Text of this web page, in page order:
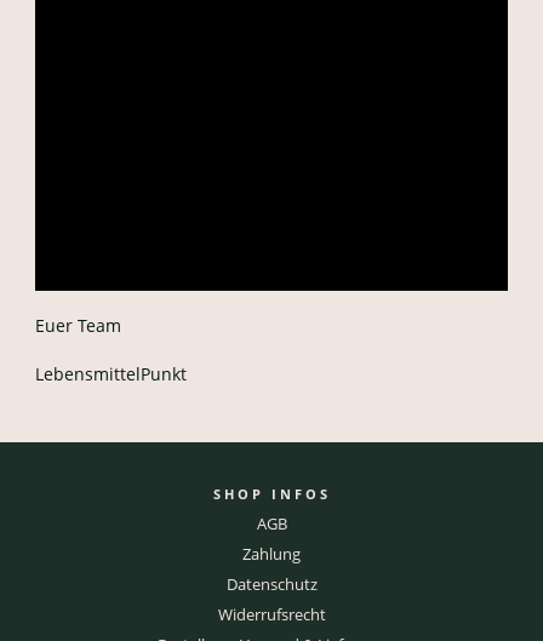
Euer Team
LebensmittelPunkt
SHOP INFOS
AGB
Zahlung
Datenschutz
Widerrufsrecht